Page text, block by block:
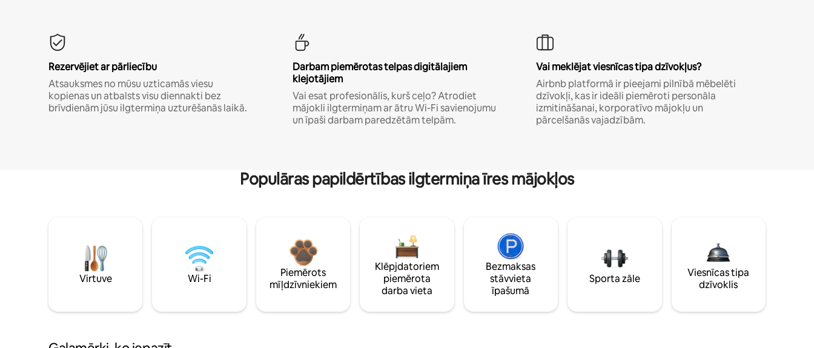
Rezervējiet ar pārliecību
Atsauksmes no mūsu uzticamās viesu
kopienas un atbalsts visu diennakti bez
brīvdienām jūsu ilgtermiņa uzturēšanās laikā.
Darbam piemērotas telpas digitālajiem
klejotājiem
Vai esat profesionālis, kurš ceļo? Atrodiet
mājokli ilgtermiņam ar ātru Wi-Fi savienojumu
un īpaši darbam paredzētām telpām.
Vai meklējat viesnīcas tipa dzīvokļus?
Airbnb platformā ir pieejami pilnībā mēbelēti
dzīvokļi, kas ir ideāli piemēroti personāla
izmitināšanai, korporatīvo mājokļu un
pārcelšanās vajadzībām.
Populāras papildērtības ilgtermiņa īres mājokļos
Virtuve Wi-Fi
Piemērots
mīļdzīvniekiem
Klēpjdatoriem
piemērota
darba vieta
Bezmaksas
stāvvieta
īpašumā
Sporta zāle
Viesnīcas tipa
dzīvoklis